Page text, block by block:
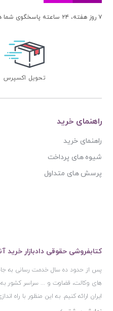
پژوهشگاه حوزه و دانشگاه
پژوهشگاه علوم و فرهنگ اسلامی
پژوهشگاه فرهنگ و اندیشه
پیام غدیر
تولید کتاب
تی آرا
تیسا
آندریاس کاکینیس
آیت الله دکتر سید کاظم مصطفوی
آیت الله شیخ باقرایروانی
آیت الله شیخ جعفر سبحانی
آیت‌ الله عباس کعبی
آیت الله عباسعلی عمید زنجانی
۷ روز هفته، ۲۴ ساعته پاسخگوی شما هستیم
تحویل اکسپرس
راهنمای خرید
راهنمای خرید
شیوه های پرداخت
پرسش های متداول
کتابفروشی حقوقی دادبازار خرید
پس از حدود ده سال خدمت رسانی به
های وکالت، قضاوت و ... سراسر کشور به
ایران ارائه کنیم. به این منظور با راه